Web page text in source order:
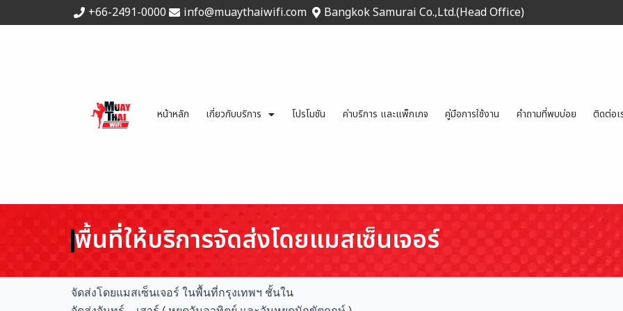
to
+66-2491-0000 info@muaythaiwifi.com Bangkok Samurai Co.,Ltd.(Head Office)
หน้าหลัก เกี่ยวกับบริการ โปรโมชัน ค่าบริการ และแพ็กเกจ คู่มือการใช้งาน คำถามที่พบบ่อย ติดต่อเ
พื้นที่ให้บริการจัดส่งโดยแมสเซ็นเจอร์
จัดส่งโดยแมสเซ็นเจอร์ ในพื้นที่กรุงเทพฯ ชั้นใน